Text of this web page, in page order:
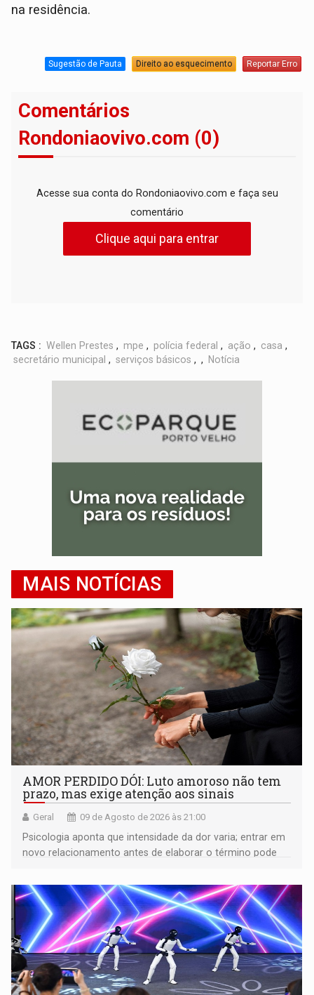
na residência.
Sugestão de Pauta Direito ao esquecimento Reportar Erro
Comentários
Rondoniaovivo.com (0)
Acesse sua conta do Rondoniaovivo.com e faça seu
comentário
Clique aqui para entrar
TAGS : Wellen Prestes , mpe , polícia federal , ação , casa ,
secretário municipal , serviços básicos , , Notícia
MAIS NOTÍCIAS
AMOR PERDIDO DÓI: Luto amoroso não tem
prazo, mas exige atenção aos sinais
Geral 09 de Agosto de 2026 às 21:00
Psicologia aponta que intensidade da dor varia; entrar em
novo relacionamento antes de elaborar o término pode